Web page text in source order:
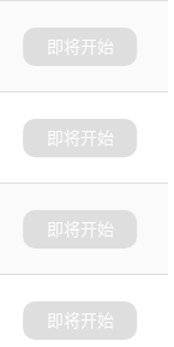
即将开始
即将开始
即将开始
即将开始